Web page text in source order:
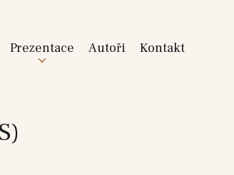
Prezentace Autoři Kontakt